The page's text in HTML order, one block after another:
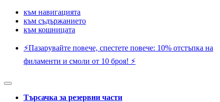
към навигацията
към съдържанието
към кошницата
⚡️Пазарувайте повече, спестете повече: 10% отстъпка на
филаменти и смоли от 10 броя! ⚡️
Търсачка за резервни части